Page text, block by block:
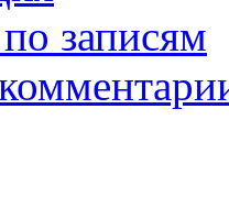
записям